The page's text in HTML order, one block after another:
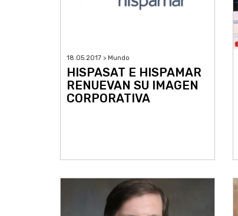
18.05.2017 > Mundo
HISPASAT E HISPAMAR
RENUEVAN SU IMAGEN
CORPORATIVA